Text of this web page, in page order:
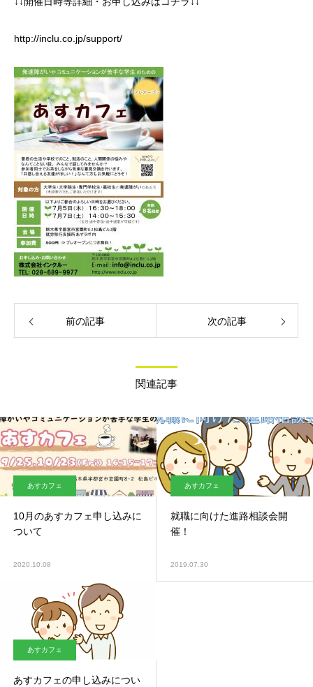
http://inclu.co.jp/support/
前の記事 次の記事
関連記事
あすカフェ
10月のあすカフェ申し込みに
ついて
2020.10.08
あすカフェ
就職に向けた進路相談会開
催！
2019.07.30
あすカフェ
あすカフェの申し込みについ